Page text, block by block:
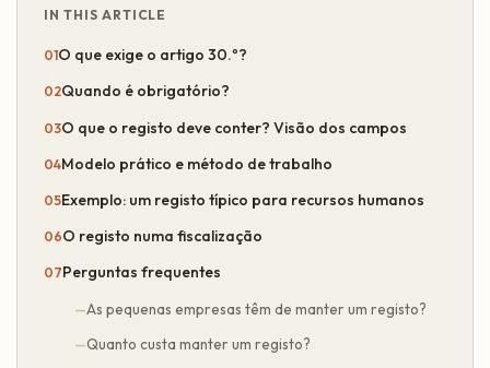
IN THIS ARTICLE
O que exige o artigo 30.º?
Quando é obrigatório?
O que o registo deve conter? Visão dos campos
Modelo prático e método de trabalho
Exemplo: um registo típico para recursos humanos
O registo numa fiscalização
Perguntas frequentes
As pequenas empresas têm de manter um registo?
Quanto custa manter um registo?